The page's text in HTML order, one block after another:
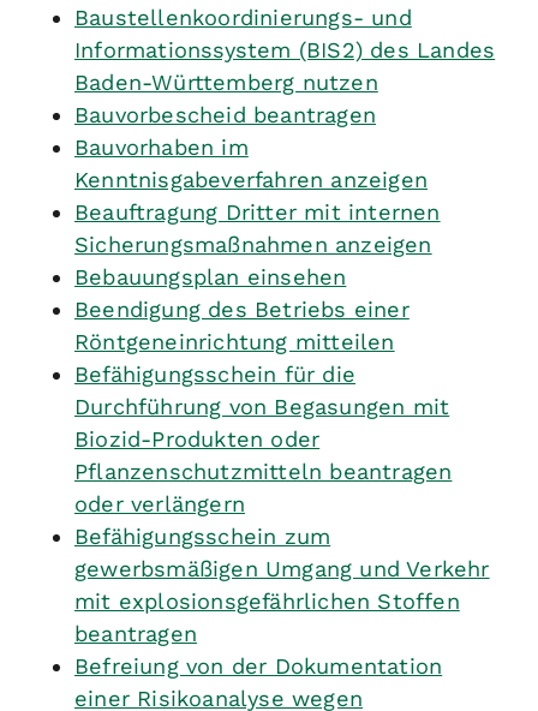
Baustellenkoordinierungs- und
Informationssystem (BIS2) des Landes
Baden-Württemberg nutzen
Bauvorbescheid beantragen
Bauvorhaben im
Kenntnisgabeverfahren anzeigen
Beauftragung Dritter mit internen
Sicherungsmaßnahmen anzeigen
Bebauungsplan einsehen
Beendigung des Betriebs einer
Röntgeneinrichtung mitteilen
Befähigungsschein für die
Durchführung von Begasungen mit
Biozid-Produkten oder
Pflanzenschutzmitteln beantragen
oder verlängern
Befähigungsschein zum
gewerbsmäßigen Umgang und Verkehr
mit explosionsgefährlichen Stoffen
beantragen
Befreiung von der Dokumentation
einer Risikoanalyse wegen